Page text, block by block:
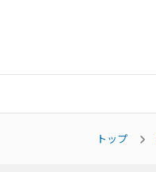
トップ